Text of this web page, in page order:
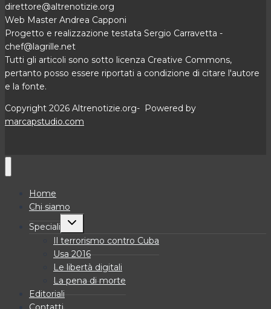
direttore@altrenotizie.org
Web Master Andrea Capponi
Progetto e realizzazione testata Sergio Carravetta -
chef@lagrille.net
Tutti gli articoli sono sotto licenza Creative Commons,
pertanto posso essere riportati a condizione di citare l'autore
e la fonte.
Copyright 2026 Altrenotizie.org- Powered by
marcapstudio.com
Home
Chi siamo
Speciali
Alterna
menu
figlio
Il terrorismo contro Cuba
Usa 2016
Le libertà digitali
La pena di morte
Editoriali